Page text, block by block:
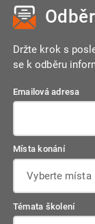
Držte krok s
se k odběru
Emailová adresa
Místa konání
Vyberte místa
Témata školení